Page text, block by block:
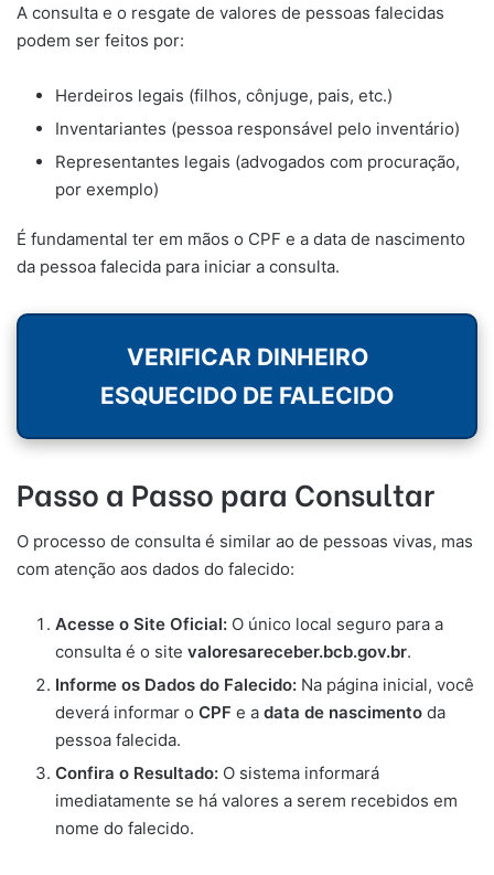
A consulta e o resgate de valores de pessoas falecidas
podem ser feitos por:
Herdeiros legais (filhos, cônjuge, pais, etc.)
Inventariantes (pessoa responsável pelo inventário)
Representantes legais (advogados com procuração,
por exemplo)
É fundamental ter em mãos o CPF e a data de nascimento
da pessoa falecida para iniciar a consulta.
VERIFICAR DINHEIRO
ESQUECIDO DE FALECIDO
Passo a Passo para Consultar
O processo de consulta é similar ao de pessoas vivas, mas
com atenção aos dados do falecido:
Acesse o Site Oficial: O único local seguro para a
consulta é o site valoresareceber.bcb.gov.br.
Informe os Dados do Falecido: Na página inicial, você
deverá informar o CPF e a data de nascimento da
pessoa falecida.
Confira o Resultado: O sistema informará
imediatamente se há valores a serem recebidos em
nome do falecido.